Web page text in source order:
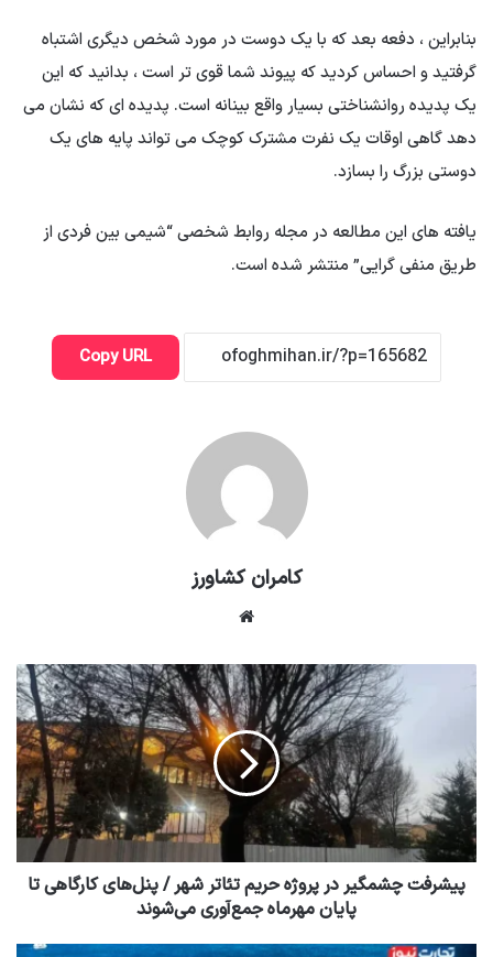
بنابراین ، دفعه بعد که با یک دوست در مورد شخص دیگری اشتباه
گرفتید و احساس کردید که پیوند شما قوی تر است ، بدانید که این
یک پدیده روانشناختی بسیار واقع بینانه است. پدیده ای که نشان می
دهد گاهی اوقات یک نفرت مشترک کوچک می تواند پایه های یک
دوستی بزرگ را بسازد.
یافته های این مطالعه در مجله روابط شخصی “شیمی بین فردی از
طریق منفی گرایی” منتشر شده است.
Copy URL
کامران کشاورز
پیشرفت چشمگیر در پروژه حریم تئاتر شهر / پنل‌های کارگاهی تا
پایان مهرماه جمع‌آوری می‌شوند